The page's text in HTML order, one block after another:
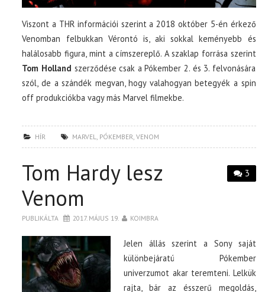
Viszont a THR információi szerint a 2018 október 5-én érkező
Venomban felbukkan Vérontó is, aki sokkal keményebb és
halálosabb figura, mint a címszereplő. A szaklap forrása szerint
Tom Holland szerződése csak a Pókember 2. és 3. felvonására
szól, de a szándék megvan, hogy valahogyan betegyék a spin
off produkciókba vagy más Marvel filmekbe.
HÍR MARVEL, PÓKEMBER,VENOM
3
Tom Hardy lesz
Venom
PUBLIKÁLTA 2017. MÁJUS 19. KOIMBRA
Jelen állás szerint a Sony saját
különbejáratú Pókember
univerzumot akar teremteni. Lelkük
rajta, bár az ésszerű megoldás,